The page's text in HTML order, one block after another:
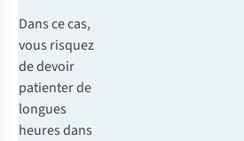
Dans ce cas,
vous risquez
de devoir
patienter de
longues
heures dans